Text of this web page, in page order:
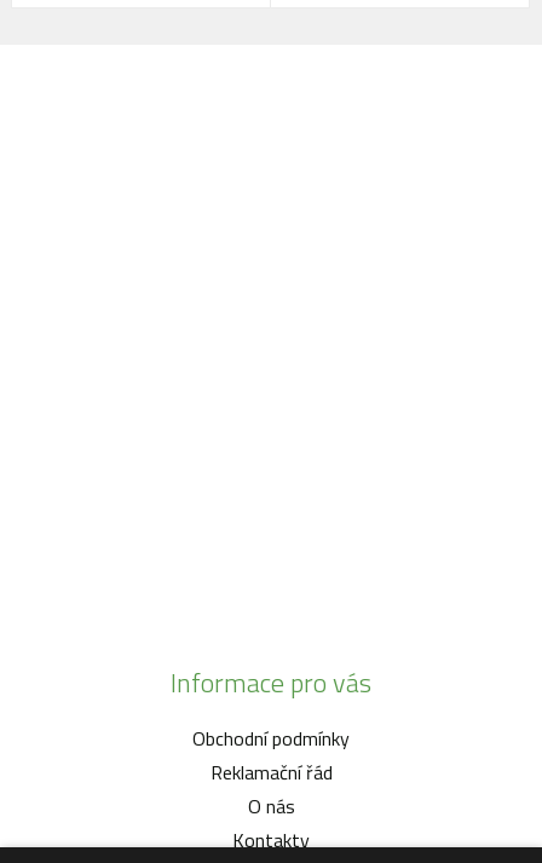
Informace pro vás
Obchodní podmínky
Reklamační řád
O nás
Kontakty